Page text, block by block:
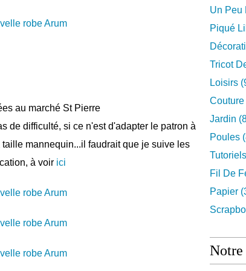
au marché St Pierre
de difficulté, si ce n'est d'adapter le patron à
mannequin...il faudrait que je suive les
à voir ici
Un Peu
Piqué
Tricot
Loisirs
Jardin
Poules
Tutoriels
Fil De
Papier
Notre